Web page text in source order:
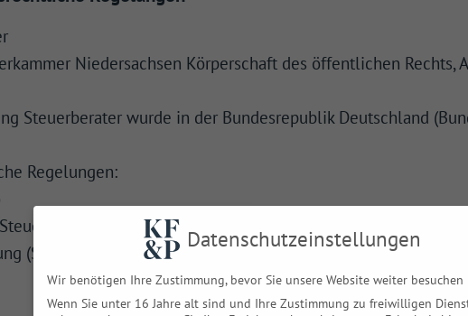
Niedersachsen Körperschaft des öffentlichen Rechts,
Steuerberater wurde in der Bundesrepublik Deutschland
Regelungen:
(DVStB)
(StBGebV)
Datenschutzeinstellungen
Wir benötigen Ihre Zustimmung, bevor Sie unsere Website weiter besuchen
Wenn Sie unter 16 Jahre alt sind und Ihre Zustimmung zu freiwilligen